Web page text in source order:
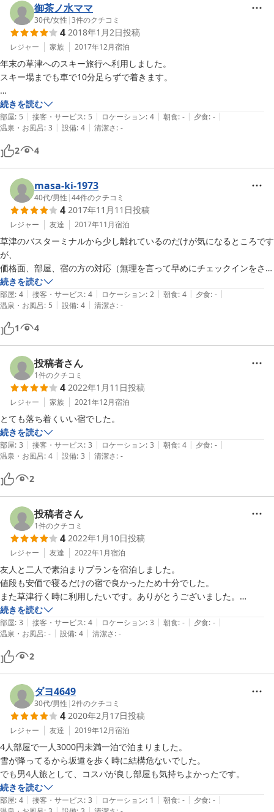
湯税ね。
バスタオルは部屋に置いてないので、自分で持っていくことをオススメ
します。私は小さいフェイスタオルでなんとかしましたが笑
バスターミナルからは歩いて１０から１５分ほどかかります。送迎があ
ンビニは近くにあります。
他の方も書いてますが、お風呂は交代制です。私が行ったときは他にお
客さんが少なかったので待つことはありませんでした。非常にいいお湯
です
御茶ノ水ママ
30代/女性 |3件のクチコミ
4 2018年1月2日投稿
レジャー 家族 2017年12月宿泊
年末の草津へのスキー旅行へ利用しました。
スキー場までも車で10分足らずで着きます。
ナビで検索しても宿の場所がわからなかったので、宿に電話をかけたと
ころ
心配してスタッフの方が外まで出てくれました。
とても感じの良いスタッフさんでお陰で気持ちよく宿で過ごす事が出来
ました。
素泊まりで利用したのですが、コーヒーなどのサービスがあり
そのコーヒーも美味しかったです。
どうもありがとうございました。
続きを読む
部屋: 5 | 接客・サービス: 5 | ロケーション: 4 | 朝食: - | 夕食: - |
温泉・お風呂: 3 | 設備: 4 | 清潔さ: -
2 4
masa-ki-1973
40代/男性 |44件のクチコミ
4 2017年11月11日投稿
レジャー 友達 2017年11月宿泊
草津のバスターミナルから少し離れているのだけが気になるところです
が、
価格面、部屋、宿の方の対応（無理を言って早めにチェックインをさせ
て
いただきました）を総合すると満足です。
５分くらい歩けばコンビニもありますし、なかなか草津の中心から離れ
た
ところを歩く機会もないですので、歩くことを苦にしない人であれば楽
しめる
と思います。個人的には非常に良かったです。
宿の温泉も非常に良かったですが、一つしかないため譲り合いが必要。
宿の近く１０分程度のところに日帰り施設もありますのでそこを利用す
るのも
ありかと思います。
また、機会があれば伺いたいと思います。
続きを読む
部屋: 4 | 接客・サービス: 4 | ロケーション: 2 | 朝食: 4 | 夕食: - |
温泉・お風呂: 5 | 設備: 4 | 清潔さ: -
1 4
投稿者さん
1件のクチコミ
4 2022年1月11日投稿
レジャー 家族 2021年12月宿泊
とても落ち着くいい宿でした。
続きを読む
部屋: 3 | 接客・サービス: 3 | ロケーション: 3 | 朝食: 4 | 夕食: - |
温泉・お風呂: 4 | 設備: 3 | 清潔さ: -
2
投稿者さん
1件のクチコミ
4 2022年1月10日投稿
レジャー 友達 2022年1月宿泊
友人と二人で素泊まりプランを宿泊しました。
値段も安価で寝るだけの宿で良かったため十分でした。
また草津行く時に利用したいです。ありがとうございました。
続きを読む
部屋: 3 | 接客・サービス: 4 | ロケーション: 3 | 朝食: - | 夕食: - |
温泉・お風呂: - | 設備: 4 | 清潔さ: -
2
ダヨ4649
30代/男性 |2件のクチコミ
4 2020年2月17日投稿
レジャー 友達 2019年12月宿泊
4人部屋で一人3000円未満一泊で泊まりました。
雪が降ってるから坂道を歩く時に結構危ないでした。
でも男4人旅として、コスパが良し部屋も気持ちよかったです。
続きを読む
部屋: 4 | 接客・サービス: 3 | ロケーション: 1 | 朝食: - | 夕食: - |